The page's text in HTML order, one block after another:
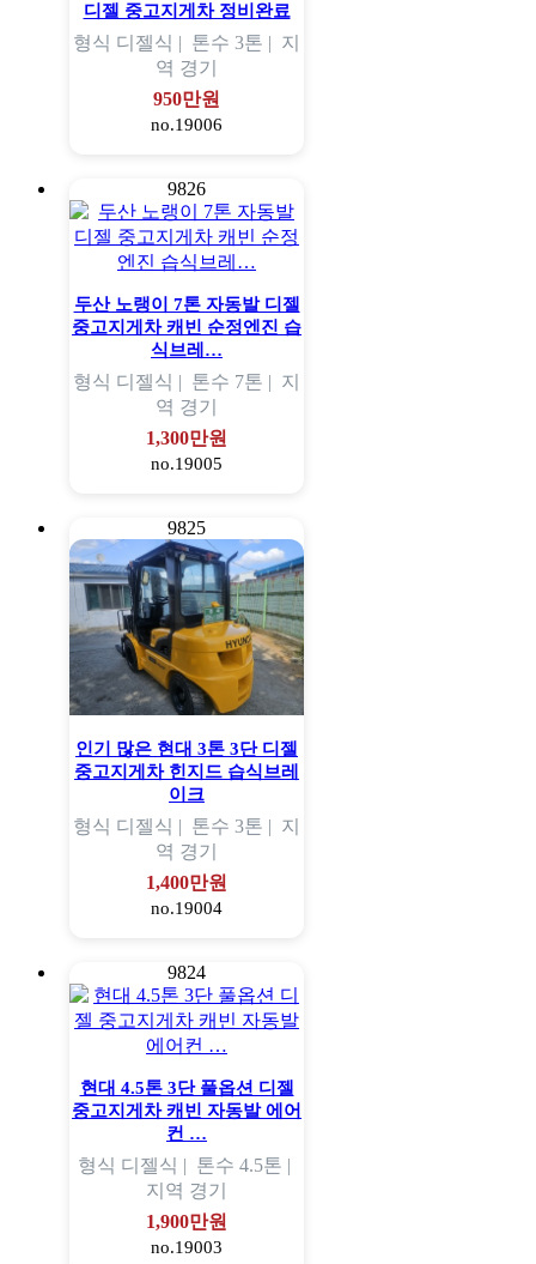
디젤 중고지게차 정비완료
형식 디젤식 | 톤수 3톤 | 지
역 경기
950만원
no.19006
9826
두산 노랭이 7톤 자동발 디젤
중고지게차 캐빈 순정엔진 습
식브레…
형식 디젤식 | 톤수 7톤 | 지
역 경기
1,300만원
no.19005
9825
인기 많은 현대 3톤 3단 디젤
중고지게차 힌지드 습식브레
이크
형식 디젤식 | 톤수 3톤 | 지
역 경기
1,400만원
no.19004
9824
현대 4.5톤 3단 풀옵션 디젤
중고지게차 캐빈 자동발 에어
컨 …
형식 디젤식 | 톤수 4.5톤 |
지역 경기
1,900만원
no.19003